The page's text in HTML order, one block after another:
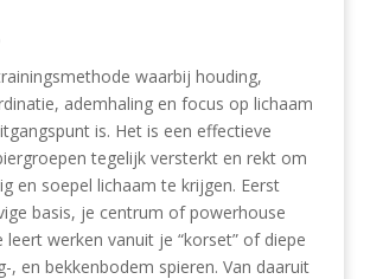
waarbij houding,
ademhaling en focus op lichaam
is. Het is een effectieve
tegelijk versterkt en rekt om
en soepel lichaam te krijgen. Eerst
basis, je centrum of powerhouse
leert werken vanuit je “korset” of diepe
, en bekkenbodem spieren. Van daaruit